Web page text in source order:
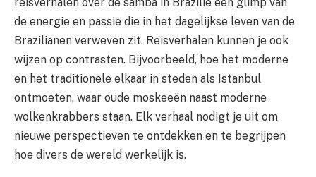
de energie en passie die in het dagelijkse leven van de
Brazilianen verweven zit. Reisverhalen kunnen je ook
wijzen op contrasten. Bijvoorbeeld, hoe het moderne
en het traditionele elkaar in steden als Istanbul
ontmoeten, waar oude moskeeën naast moderne
wolkenkrabbers staan. Elk verhaal nodigt je uit om
nieuwe perspectieven te ontdekken en te begrijpen
hoe divers de wereld werkelijk is.